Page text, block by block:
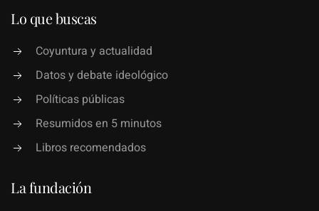
Lo que buscas
Coyuntura y actualidad
Datos y debate ideológico
Políticas públicas
Resumidos en 5 minutos
Libros recomendados
La fundación